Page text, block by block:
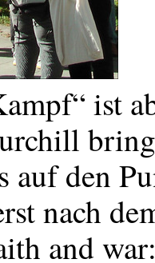
ist
auf den
nach
and